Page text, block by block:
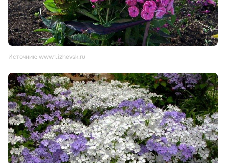
Источник: www1.izhevsk.ru